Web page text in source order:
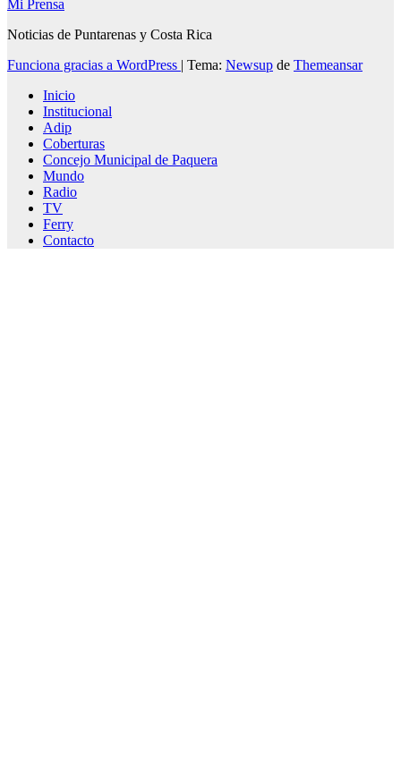
Mi Prensa
Noticias de Puntarenas y Costa Rica
Funciona gracias a WordPress | Tema: Newsup de Themeansar
Inicio
Institucional
Adip
Coberturas
Concejo Municipal de Paquera
Mundo
Radio
TV
Ferry
Contacto